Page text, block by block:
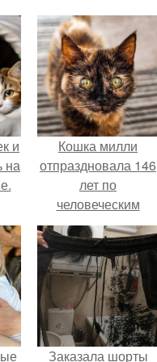
и
на
Кошка милли
отпраздновала 146
лет по
человеческим
Меркам и
претендует на
звание самой
старой в мире.
Заказала шорты